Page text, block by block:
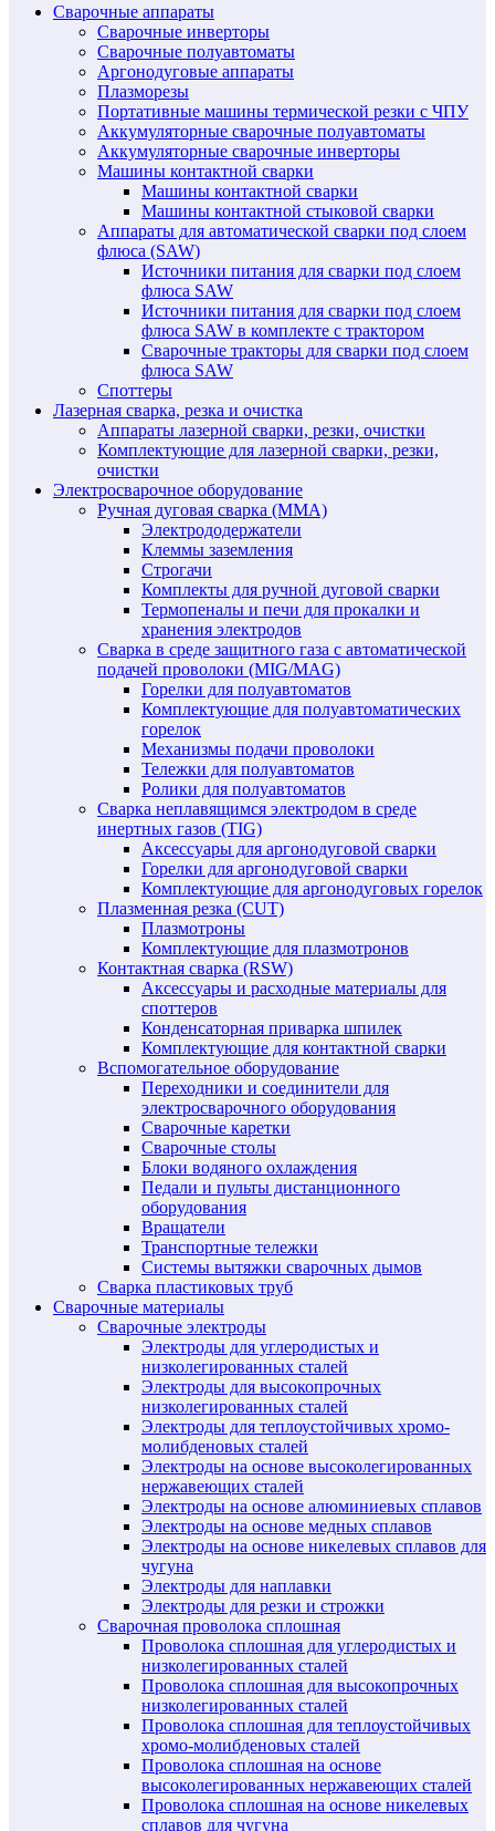
Сварочные аппараты
Сварочные инверторы
Сварочные полуавтоматы
Аргонодуговые аппараты
Плазморезы
Портативные машины термической резки с ЧПУ
Аккумуляторные сварочные полуавтоматы
Аккумуляторные сварочные инверторы
Машины контактной сварки
Машины контактной сварки
Машины контактной стыковой сварки
Аппараты для автоматической сварки под слоем
флюса (SAW)
Источники питания для сварки под слоем
флюса SAW
Источники питания для сварки под слоем
флюса SAW в комплекте с трактором
Сварочные тракторы для сварки под слоем
флюса SAW
Споттеры
Лазерная сварка, резка и очистка
Аппараты лазерной сварки, резки, очистки
Комплектующие для лазерной сварки, резки,
очистки
Электросварочное оборудование
Ручная дуговая сварка (MMA)
Электрододержатели
Клеммы заземления
Строгачи
Комплекты для ручной дуговой сварки
Термопеналы и печи для прокалки и
хранения электродов
Сварка в среде защитного газа с автоматической
подачей проволоки (MIG/MAG)
Горелки для полуавтоматов
Комплектующие для полуавтоматических
горелок
Механизмы подачи проволоки
Тележки для полуавтоматов
Ролики для полуавтоматов
Сварка неплавящимся электродом в среде
инертных газов (TIG)
Аксессуары для аргонодуговой сварки
Горелки для аргонодуговой сварки
Комплектующие для аргонодуговых горелок
Плазменная резка (CUT)
Плазмотроны
Комплектующие для плазмотронов
Контактная сварка (RSW)
Аксессуары и расходные материалы для
споттеров
Конденсаторная приварка шпилек
Комплектующие для контактной сварки
Вспомогательное оборудование
Переходники и соединители для
электросварочного оборудования
Сварочные каретки
Сварочные столы
Блоки водяного охлаждения
Педали и пульты дистанционного
оборудования
Вращатели
Транспортные тележки
Системы вытяжки сварочных дымов
Сварка пластиковых труб
Сварочные материалы
Сварочные электроды
Электроды для углеродистых и
низколегированных сталей
Электроды для высокопрочных
низколегированных сталей
Электроды для теплоустойчивых хромо-
молибденовых сталей
Электроды на основе высоколегированных
нержавеющих сталей
Электроды на основе алюминиевых сплавов
Электроды на основе медных сплавов
Электроды на основе никелевых сплавов для
чугуна
Электроды для наплавки
Электроды для резки и строжки
Сварочная проволока сплошная
Проволока сплошная для углеродистых и
низколегированных сталей
Проволока сплошная для высокопрочных
низколегированных сталей
Проволока сплошная для теплоустойчивых
хромо-молибденовых сталей
Проволока сплошная на основе
высоколегированных нержавеющих сталей
Проволока сплошная на основе никелевых
сплавов для чугуна